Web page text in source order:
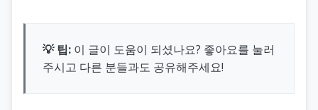
💡 팁: 이 글이 도움이 되셨나요? 좋아요를 눌러
주시고 다른 분들과도 공유해주세요!